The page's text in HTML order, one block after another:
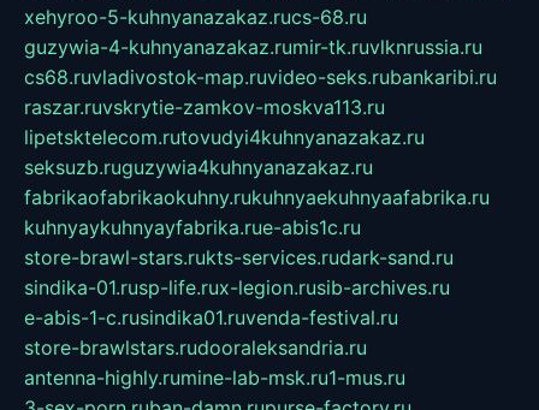
xehyroo-5-kuhnyanazakaz.rucs-68.ru
guzywia-4-kuhnyanazakaz.rumir-tk.ruvlknrussia.ru
cs68.ruvladivostok-map.ruvideo-seks.rubankaribi.ru
raszar.ruvskrytie-zamkov-moskva113.ru
lipetsktelecom.rutovudyi4kuhnyanazakaz.ru
seksuzb.ruguzywia4kuhnyanazakaz.ru
fabrikaofabrikaokuhny.rukuhnyaekuhnyaafabrika.ru
kuhnyaykuhnyayfabrika.rue-abis1c.ru
store-brawl-stars.rukts-services.rudark-sand.ru
sindika-01.rusp-life.rux-legion.rusib-archives.ru
e-abis-1-c.rusindika01.ruvenda-festival.ru
store-brawlstars.rudooraleksandria.ru
antenna-highly.rumine-lab-msk.ru1-mus.ru